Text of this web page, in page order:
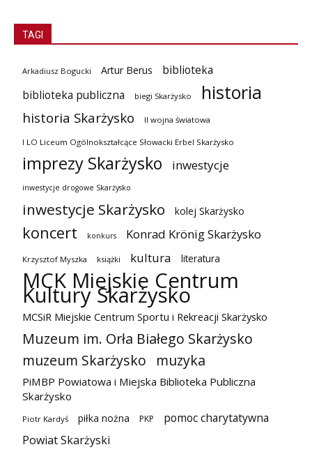
TAGI
Arkadiusz Bogucki Artur Berus
biblioteka
biblioteka publiczna
biegi Skarżysko historia
historia Skarżysko II wojna światowa
I LO Liceum Ogólnokształcące Słowacki Erbel Skarżysko
imprezy Skarżysko inwestycje
inwestycje drogowe Skarżysko
inwestycje Skarżysko kolej Skarżysko
koncert konkurs Konrad Krönig Skarżysko
Krzysztof Myszka książki kultura literatura
MCK Miejskie Centrum
Kultury Skarżysko
MCSiR Miejskie Centrum Sportu i Rekreacji Skarżysko
Muzeum im. Orła Białego Skarżysko
muzeum Skarżysko
muzyka
PiMBP Powiatowa i Miejska Biblioteka Publiczna
Skarżysko
Piotr Kardyś piłka nożna PKP
pomoc charytatywna
Powiat Skarżyski